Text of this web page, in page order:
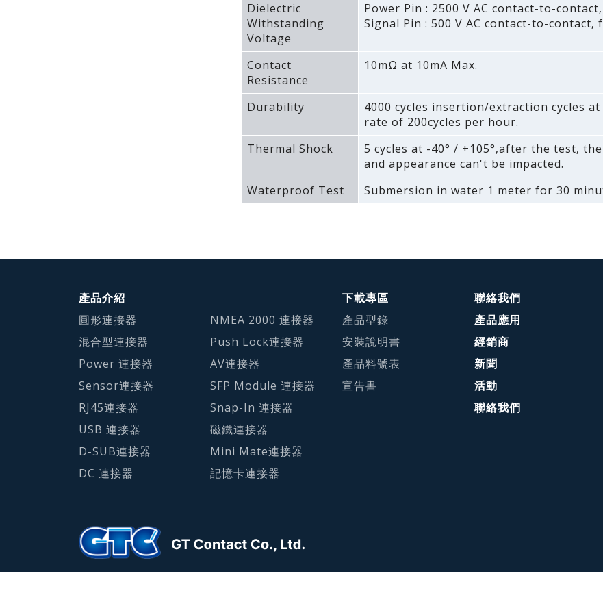
Dielectric
Withstanding
Voltage
Power Pin : 2500 V AC contact-to-
Signal Pin : 500 V AC contact-to-contact‚
Contact
Resistance
10mΩ at 10mA Max.
Durability
4000 cycles insertion/extraction cycles at
rate of 200cycles per hour.
Thermal Shock
5 cycles at -40° / +105°‚after the test‚
and appearance can't be impacted.
Waterproof Test
Submersion in water 1 meter for 30
產品介紹
圓形連接器
混合型連接器
Power 連接器
Sensor連接器
RJ45連接器
USB 連接器
D-SUB連接器
DC 連接器
NMEA 2000 連接器
Push Lock連接器
AV連接器
SFP Module 連接器
Snap-In 連接器
磁鐵連接器
Mini Mate連接器
記憶卡連接器
下載專區
產品型錄
安裝說明書
產品料號表
宣告書
聯絡我們
產品應用
經銷商
新聞
活動
聯絡我們